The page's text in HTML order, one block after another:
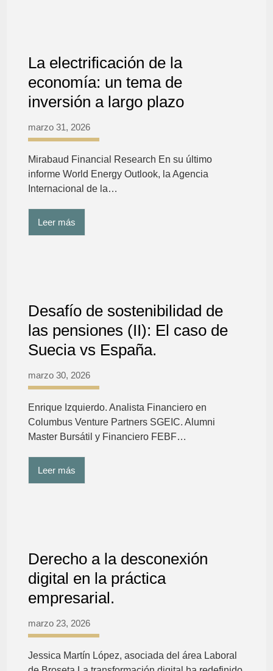
La electrificación de la
economía: un tema de
inversión a largo plazo
marzo 31, 2026
Mirabaud Financial Research En su último
informe World Energy Outlook, la Agencia
Internacional de la…
Leer más
Desafío de sostenibilidad de
las pensiones (II): El caso de
Suecia vs España.
marzo 30, 2026
Enrique Izquierdo. Analista Financiero en
Columbus Venture Partners SGEIC. Alumni
Master Bursátil y Financiero FEBF…
Leer más
Derecho a la desconexión
digital en la práctica
empresarial.
marzo 23, 2026
Jessica Martín López, asociada del área Laboral